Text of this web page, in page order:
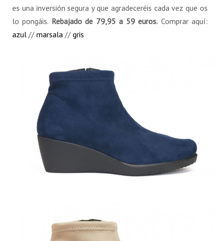
es una inversión segura y que agradeceréis cada vez que os
lo pongáis. Rebajado de 79,95 a 59 euros. Comprar aquí:
azul // marsala // gris